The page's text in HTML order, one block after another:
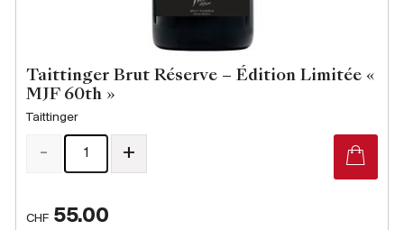
Taittinger Brut Réserve – Édition Limitée «
MJF 60th »
Taittinger
CHF 55.00
- +